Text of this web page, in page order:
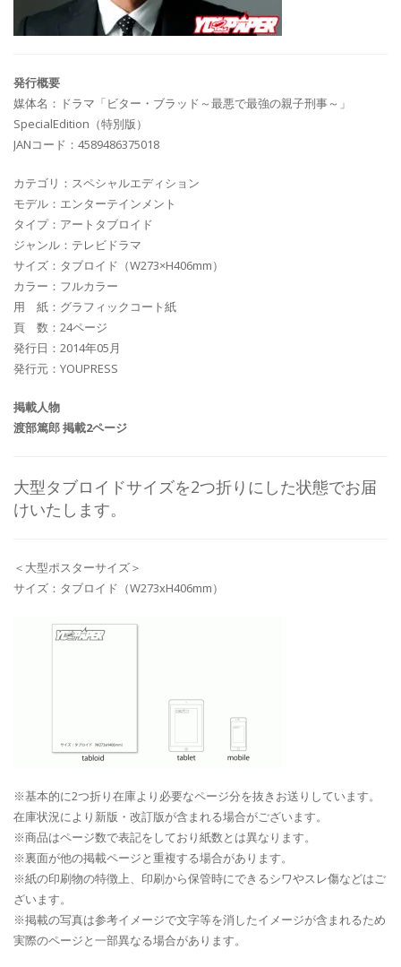
発行概要
媒体名：ドラマ「ビター・ブラッド～最悪で最強の親子刑事～」
SpecialEdition（特別版）
JANコード：4589486375018
カテゴリ：スペシャルエディション
モデル：エンターテインメント
タイプ：アートタブロイド
ジャンル：テレビドラマ
サイズ：タブロイド（W273×H406mm）
カラー：フルカラー
用 紙：グラフィックコート紙
頁 数：24ページ
発行日：2014年05月
発行元：YOUPRESS
掲載人物
渡部篤郎 掲載2ページ
大型タブロイドサイズを2つ折りにした状態でお届
けいたします。
＜大型ポスターサイズ＞
サイズ：タブロイド（W273xH406mm）
※基本的に2つ折り在庫より必要なページ分を抜きお送りしています。
在庫状況により新版・改訂版が含まれる場合がございます。
※商品はページ数で表記をしており紙数とは異なります。
※裏面が他の掲載ページと重複する場合があります。
※紙の印刷物の特徴上、印刷から保管時にできるシワやスレ傷などはご
ざいます。
※掲載の写真は参考イメージで文字等を消したイメージが含まれるため
実際のページと一部異なる場合があります。